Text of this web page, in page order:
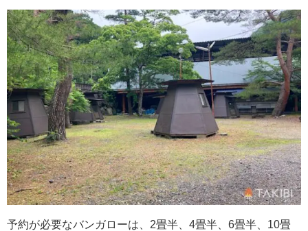
予約が必要なバンガローは、2畳半、4畳半、6畳半、10畳